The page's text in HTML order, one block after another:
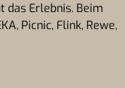
Erlebnis. Beim
Picnic, Flink, Rewe,